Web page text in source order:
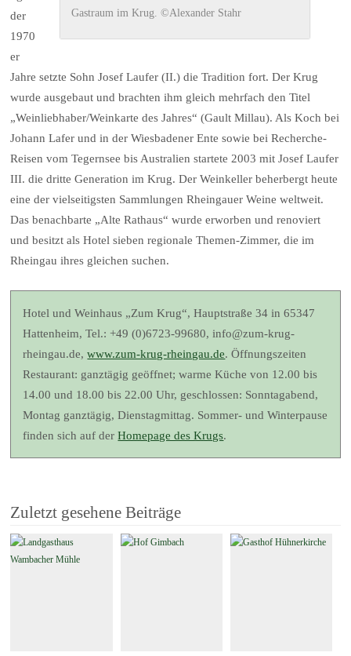
Gastraum im Krug. ©Alexander Stahr
der
1970
er
Jahre setzte Sohn Josef Laufer (II.) die Tradition fort. Der Krug
wurde ausgebaut und brachten ihm gleich mehrfach den Titel
„Weinliebhaber/Weinkarte des Jahres“ (Gault Millau). Als Koch bei
Johann Lafer und in der Wiesbadener Ente sowie bei Recherche-
Reisen vom Tegernsee bis Australien startete 2003 mit Josef Laufer
III. die dritte Generation im Krug. Der Weinkeller beherbergt heute
eine der vielseitigsten Sammlungen Rheingauer Weine weltweit.
Das benachbarte „Alte Rathaus“ wurde erworben und renoviert
und besitzt als Hotel sieben regionale Themen-Zimmer, die im
Rheingau ihres gleichen suchen.
Hotel und Weinhaus „Zum Krug“, Hauptstraße 34 in 65347
Hattenheim, Tel.: +49 (0)6723-99680, info@zum-krug-
rheingau.de,www.zum-krug-rheingau.de. Öffnungszeiten
Restaurant: ganztägig geöffnet; warme Küche von 12.00 bis
14.00 und 18.00 bis 22.00 Uhr, geschlossen: Sonntagabend,
Montag ganztägig, Dienstagmittag. Sommer- und Winterpause
finden sich auf derHomepage des Krugs.
Zuletzt gesehene Beiträge